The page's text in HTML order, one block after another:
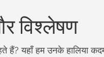
विश्लेषण
हैं? यहाँ हम उनके हालिया